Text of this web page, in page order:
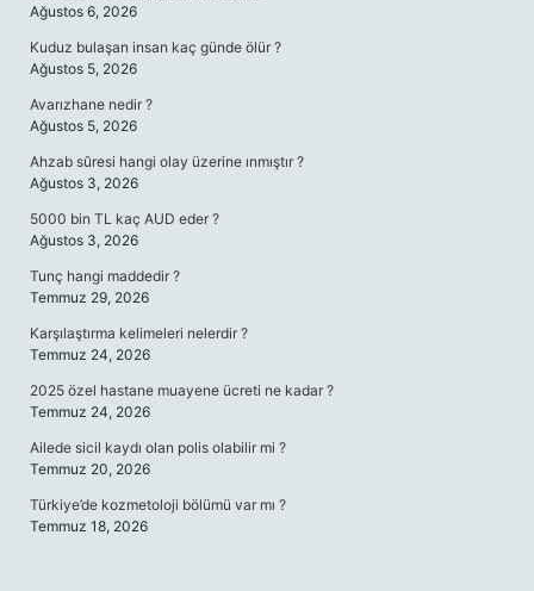
Ağustos 6, 2026
Kuduz bulaşan insan kaç günde ölür ?
Ağustos 5, 2026
Avarızhane nedir ?
Ağustos 5, 2026
Ahzab sûresi hangi olay üzerine ınmıştır ?
Ağustos 3, 2026
5000 bin TL kaç AUD eder ?
Ağustos 3, 2026
Tunç hangi maddedir ?
Temmuz 29, 2026
Karşılaştırma kelimeleri nelerdir ?
Temmuz 24, 2026
2025 özel hastane muayene ücreti ne kadar ?
Temmuz 24, 2026
Ailede sicil kaydı olan polis olabilir mi ?
Temmuz 20, 2026
Türkiye’de kozmetoloji bölümü var mı ?
Temmuz 18, 2026